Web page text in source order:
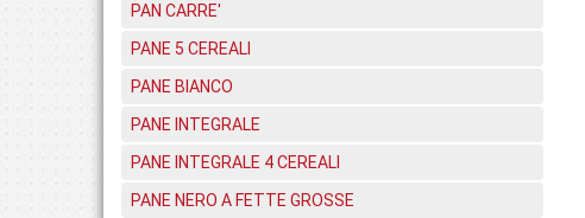
PAN CARRE'
PANE 5 CEREALI
PANE BIANCO
PANE INTEGRALE
PANE INTEGRALE 4 CEREALI
PANE NERO A FETTE GROSSE